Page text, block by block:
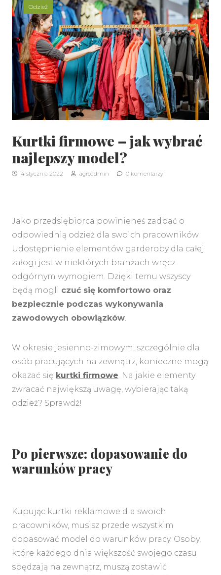
Odzież
Kurtki firmowe – jak wybrać
najlepszy model?
4 stycznia 2022 agroadmin 0 komentarzy
Jako przedsiębiorca powinieneś zadbać o
odpowiednią odzież dla swoich pracowników.
Udostępnienie elementów garderoby dla całej
załogi jest w niektórych branżach wręcz
odgórnym wymogiem. Dzięki temu wszyscy
będą mogli czuć się komfortowo oraz
bezpiecznie podczas wykonywania
zawodowych obowiązków
W okresie jesienno-zimowym, szczególnie dla
osób pracujących na zewnątrz, konieczne mogą
okazać się kurtki firmowe . Na jakie elementy
zwracać największą uwagę, wybierając taką
odzież? Sprawdź!
Po pierwsze: dopasowanie do
warunków pracy
Kupując kurtki reklamowe dla swoich
pracowników, musisz przede wszystkim
dopasować model do warunków pracy. Osoby,
które każdego dnia większość swojego czasu
spędzają na zewnątrz, muszą zostawić